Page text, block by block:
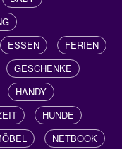
ESSEN
FERIEN
GESCHENKE
HANDY
HUNDE
NETBOOK